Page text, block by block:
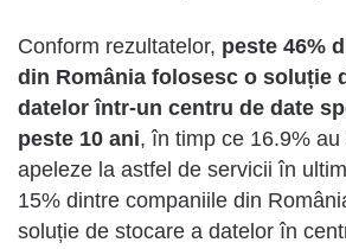
Conform rezultatelor, peste 46%
din România folosesc o soluție
datelor într-un centru de date
peste 10 ani, în timp ce 16.9%
apeleze la astfel de servicii în
15% dintre companiile din
soluție de stocare a datelor în